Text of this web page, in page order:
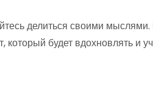
делиться своими
будет вдохновлять и